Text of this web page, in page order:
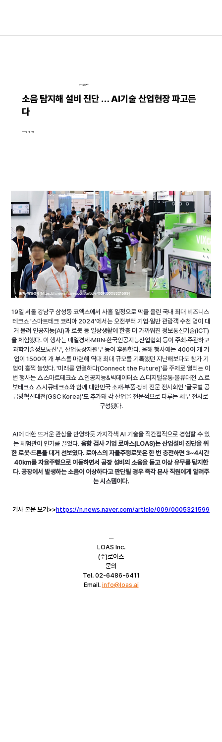
2024년 6월 19일
소음 탐지해 설비 진단 … AI기술 산업현장 파고든
다
뉴스│언론보도
19일 서울 강남구 삼성동 코엑스에서 사흘 일정으로 막을 올린 국내 최대 비즈니스
테크쇼 '스마트테크 코리아 2024'에서는 오전부터 기업·일반 관람객 수천 명이 대
거 몰려 인공지능(AI)과 로봇 등 일상생활에 한층 더 가까워진 정보통신기술(ICT)
을 체험했다. 이 행사는 매일경제·MBN·한국인공지능산업협회 등이 주최·주관하고
과학기술정보통신부, 산업통상자원부 등이 후원한다. 올해 행사에는 400여 개 기
업이 1500여 개 부스를 마련해 역대 최대 규모를 기록했던 지난해보다도 참가 기
업이 훌쩍 늘었다. '미래를 연결하다(Connect the Future)'를 주제로 열리는 이
번 행사는 △스마트테크쇼 △인공지능&빅데이터쇼 △디지털유통·물류대전 △로
보테크쇼 △시큐테크쇼와 함께 대한민국 소재·부품·장비 전문 전시회인 '글로벌 공
급망혁신대전(GSC Korea)'도 추가돼 각 산업을 전문적으로 다루는 세부 전시로
구성됐다.
AI에 대한 뜨거운 관심을 반영하듯 가지각색 AI 기술을 직간접적으로 경험할 수 있
는 체험관이 인기를 끌었다. 음향 검사 기업 로아스(LOAS)는 산업설비 진단을 위
한 로봇·드론을 대거 선보였다. 로아스의 자율주행로봇은 한 번 충전하면 3~4시간
40㎞를 자율주행으로 이동하면서 공장 설비의 소음을 듣고 이상 유무를 탐지한
다. 공장에서 발생하는 소음이 이상하다고 판단될 경우 즉각 본사 직원에게 알려주
는 시스템이다.
기사 본문 보기>>https://n.news.naver.com/article/009/0005321599
─
LOAS Inc.
(주)로아스
문의
Tel. 02-6486-6411
Email. info@loas.ai